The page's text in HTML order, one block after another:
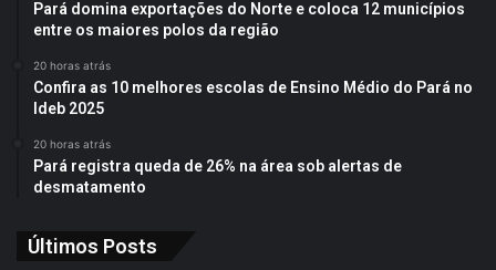
Pará domina exportações do Norte e coloca 12 municípios
entre os maiores polos da região
20 horas atrás
Confira as 10 melhores escolas de Ensino Médio do Pará no
Ideb 2025
20 horas atrás
Pará registra queda de 26% na área sob alertas de
desmatamento
Últimos Posts